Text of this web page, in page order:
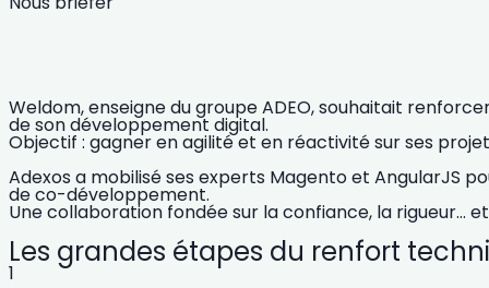
Weldom, enseigne du groupe ADEO, souhaitait
de son développement digital.
Objectif : gagner en agilité et en réactivité sur ses
Adexos a mobilisé ses experts Magento et AngularJS
de co-développement.
Une collaboration fondée sur la confiance, la rigueur…
Les grandes étapes du renfort
1